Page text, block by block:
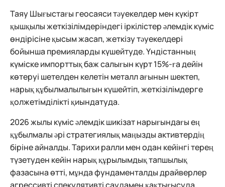
Таяу Шығыстағы геосаяси тәуекелдер мен күкірт
қышқылы жеткізілімдеріндегі іркілістер әлемдік күміс
өндірісіне қысым жасап, жеткізу тәуекелдері
бойынша премияларды күшейтуде. Үндістанның
күміске импорттық баж салығын күрт 15%-ға дейін
көтеруі шетелден келетін металл ағынын шектеп,
нарық құбылмалылығын күшейтіп, жеткізілімдерге
қолжетімділікті қиындатуда.
2026 жылы күміс әлемдік шикізат нарығындағы ең
құбылмалы әрі стратегиялық маңызды активтердің
біріне айналды. Тарихи ралли мен одан кейінгі терең
түзетуден кейін нарық құрылымдық тапшылық
фазасына өтті, мұнда фундаменталды драйверлер